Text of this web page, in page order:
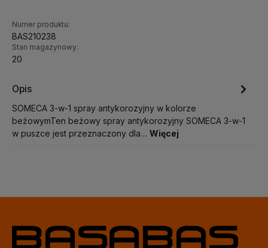
Numer produktu:
BAS210238
Stan magazynowy:
20
Opis
SOMECA 3-w-1 spray antykorozyjny w kolorze
beżowymTen beżowy spray antykorozyjny SOMECA 3-w-1
w puszce jest przeznaczony dla… Więcej